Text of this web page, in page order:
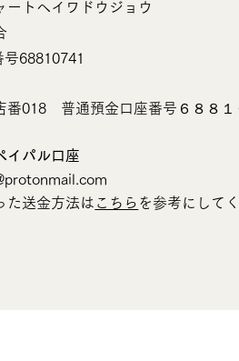
ートヘイワドウジョウ
68810741
018 普通預金口座番号６８８１
イパル口座
た送金方法は こちら を参考にして